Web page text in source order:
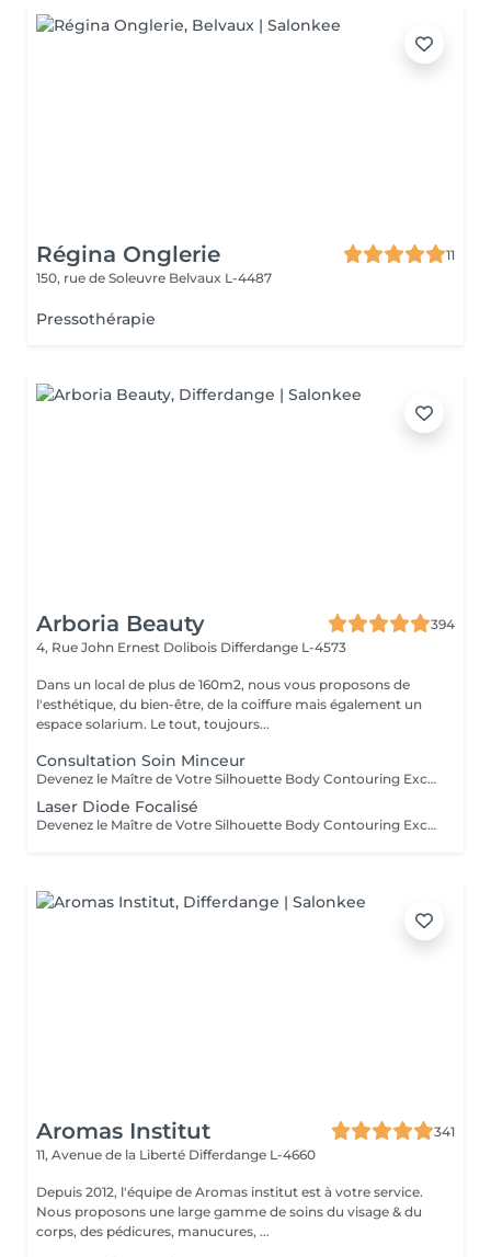
Régina Onglerie
11
150, rue de Soleuvre Belvaux L-4487
Pressothérapie
Arboria Beauty
394
4, Rue John Ernest Dolibois Differdange L-4573
Dans un local de plus de 160m2, nous vous proposons de
l'esthétique, du bien-être, de la coiffure mais également un
espace solarium. Le tout, toujours...
Consultation Soin Minceur
Devenez le Maître de Votre Silhouette Body Contouring Exclusif Vous aspirez à redéfinir votre silhouette, dire adieu à la peau d'orange, et être prête pour votre summer body ? Ressentez-vous le besoin d'être accompagnée par des professionnelles pour retrouver le corps qui vous fait vous sentir au mieux ? Arboria Beauty est là pour concrétiser vos objectifs! Le Body Contouring by CONTOUR PARIS® offre une solution complète, personnalisée et unique grâce à la combinaison de trois technologies de pointe : La Cryolipolyse Augmentée, pour affiner votre silhouette sur mesure. Le Laser Diode Focalisé, pour atténuer la cellulite. Le Palber-Rouler Mécanique, pour raffermir la beau. Laissez-nous vous guider vers une transformation qui révélera votre meilleure version ! Arboria Beauty détient l'exclusivité au Luxembourg pour vous offrir en avant-première le Body Contouring by CONTOUR PARIS®, une expérience minceur unique en son genre dans le domaine de médecine esthétique.
Laser Diode Focalisé
Devenez le Maître de Votre Silhouette Body Contouring Exclusif Vous aspirez à redéfinir votre silhouette, dire adieu à la peau d'orange, et être prête pour votre summer body ? Ressentez-vous le besoin d'être accompagnée par des professionnelles pour retrouver le corps qui vous fait vous sentir au mieux ? Arboria Beauty est là pour concrétiser vos objectifs! Le Body Contouring by CONTOUR PARIS® offre une solution complète, personnalisée et unique grâce à la combinaison de trois technologies de pointe : La Cryolipolyse Augmentée, pour affiner votre silhouette sur mesure. Le Laser Diode Focalisé, pour atténuer la cellulite. Le Palber-Rouler Mécanique, pour raffermir la beau. Laissez-nous vous guider vers une transformation qui révélera votre meilleure version ! Arboria Beauty détient l'exclusivité au Luxembourg pour vous offrir en avant-première le Body Contouring by CONTOUR PARIS®, une expérience minceur unique en son genre dans le domaine de médecine esthétique.
Aromas Institut
341
11, Avenue de la Liberté Differdange L-4660
Depuis 2012, l'équipe de Aromas institut est à votre service.
Nous proposons une large gamme de soins du visage & du
corps, des pédicures, manucures, ...